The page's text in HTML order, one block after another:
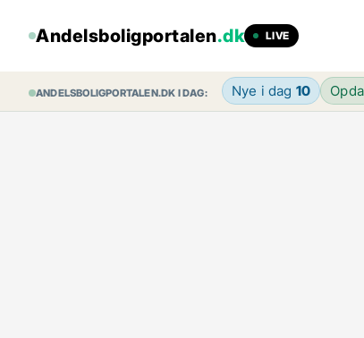
Andelsboligportalen.dk LIVE
ANDELSBOLIGPORTALEN.DK I DAG: Nye i dag 10